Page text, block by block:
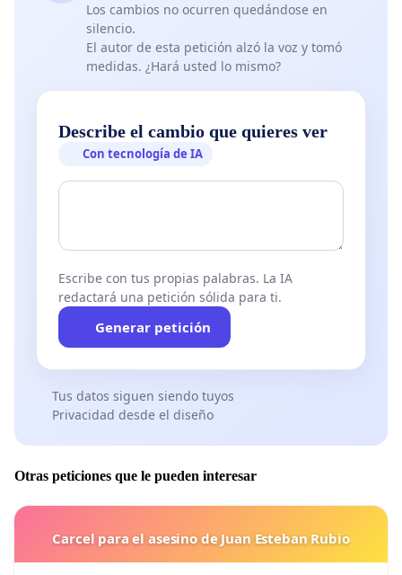
Los cambios no ocurren quedándose en
silencio.
El autor de esta petición alzó la voz y tomó
medidas. ¿Hará usted lo mismo?
Describe el cambio que quieres ver
Con tecnología de IA
Escribe con tus propias palabras. La IA
redactará una petición sólida para ti.
Generar petición
Tus datos siguen siendo tuyos
Privacidad desde el diseño
Otras peticiones que le pueden interesar
Carcel para el asesino de Juan Esteban Rubio